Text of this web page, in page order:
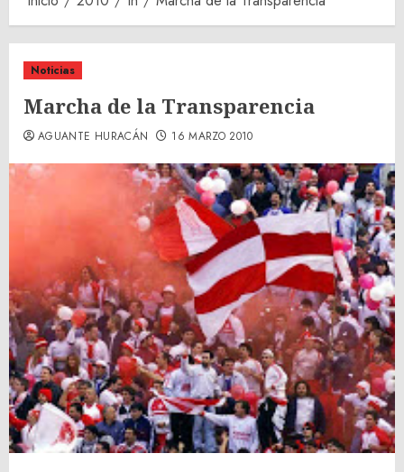
Noticias
Marcha de la Transparencia
AGUANTE HURACÁN 16 MARZO 2010